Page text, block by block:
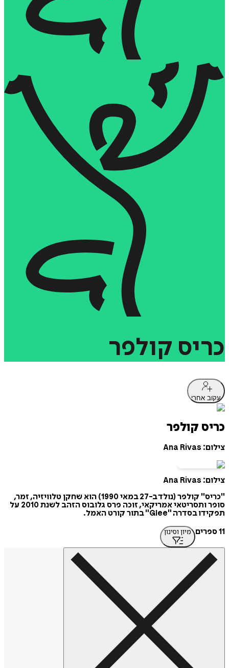
כריס קולפר
עקוב אחרי
כריס קולפר
צילום: Ana Rivas
צילום: Ana Rivas
"כריס" קולפר (נולד ב-27 במאי 1990) הוא שחקן טלוויזיה, זמר,
סופר ותסריטאי אמריקאי, זוכה פרס גלובוס הזהב לשנת 2010 על
תפקידו בסדרה "Glee" בתור קורט האמל.
11 ספרים
מיון וסינון